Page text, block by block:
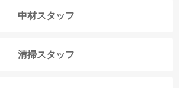
中材スタッフ
清掃スタッフ